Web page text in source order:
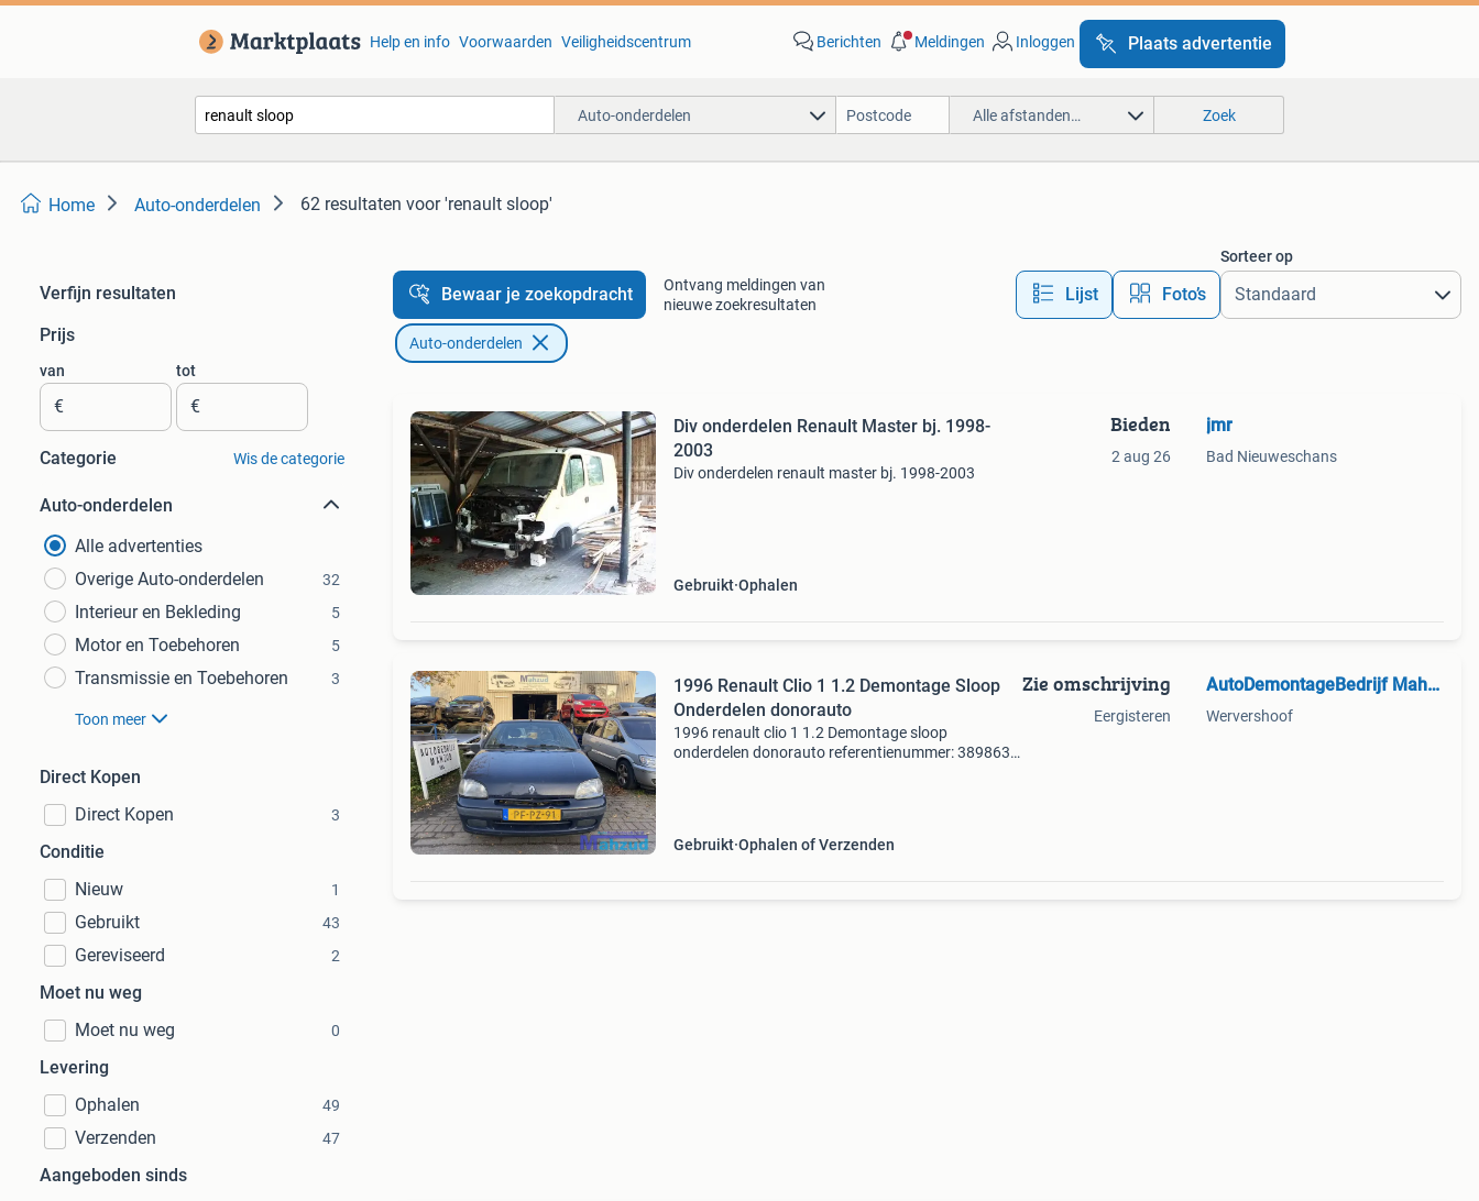
Help en info Voorwaarden Veiligheidscentrum Berichten Meldingen Inloggen Plaats advertentie
Auto-onderdelen Alle afstanden… Zoek
Home Auto-onderdelen 62 resultaten voor 'renault sloop'
Verfijn resultaten
Prijs
van
€
tot
€
Categorie Wis de categorie
Auto-onderdelen
Alle advertenties
Overige Auto-onderdelen
32
Interieur en Bekleding 5
Motor en Toebehoren 5
Transmissie en Toebehoren 3
Toon meer
Direct Kopen
Direct Kopen
3
Conditie
Nieuw
1
Gebruikt 43
Gereviseerd 2
Moet nu weg
Moet nu weg
0
Levering
Ophalen
49
Verzenden 47
Aangeboden sinds
Bewaar je zoekopdracht
Ontvang meldingen van
nieuwe zoekresultaten
Lijst Foto’s
Sorteer op
Auto-onderdelen
Div onderdelen Renault Master bj. 1998-
2003
Div onderdelen renault master bj. 1998-2003
Gebruikt Ophalen
Bieden
2 aug 26
jmr
Bad Nieuweschans
1996 Renault Clio 1 1.2 Demontage Sloop
Onderdelen donorauto
1996 renault clio 1 1.2 Demontage sloop
onderdelen donorauto referentienummer: 389863
Gebruikt Ophalen of Verzenden
Zie omschrijving
Eergisteren
AutoDemontageBedrijf Mahzud
Wervershoof